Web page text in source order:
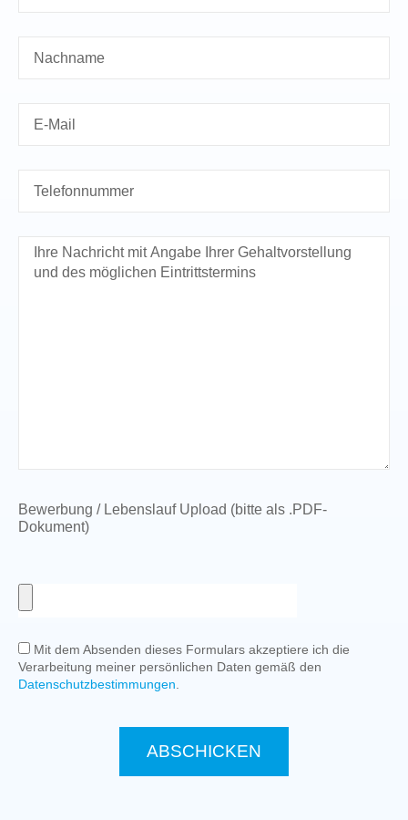
Bewerbung / Lebenslauf Upload (bitte als .PDF-
Dokument)
Mit dem Absenden dieses Formulars akzeptiere ich die
Verarbeitung meiner persönlichen Daten gemäß den
Datenschutzbestimmungen.
ABSCHICKEN